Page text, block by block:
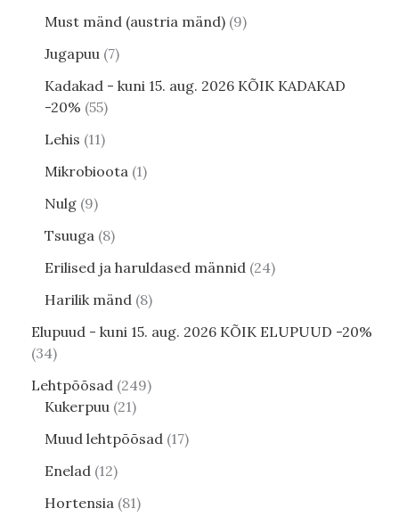
Must mänd (austria mänd) 9
Jugapuu 7
Kadakad - kuni 15. aug. 2026 KÕIK KADAKAD
-20% 55
Lehis 11
Mikrobioota 1
Nulg 9
Tsuuga 8
Erilised ja haruldased männid 24
Harilik mänd 8
Elupuud - kuni 15. aug. 2026 KÕIK ELUPUUD -20%
34
Lehtpõõsad 249
Kukerpuu 21
Muud lehtpõõsad 17
Enelad 12
Hortensia 81